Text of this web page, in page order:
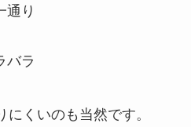
通り
バラ
くいのも当然です。